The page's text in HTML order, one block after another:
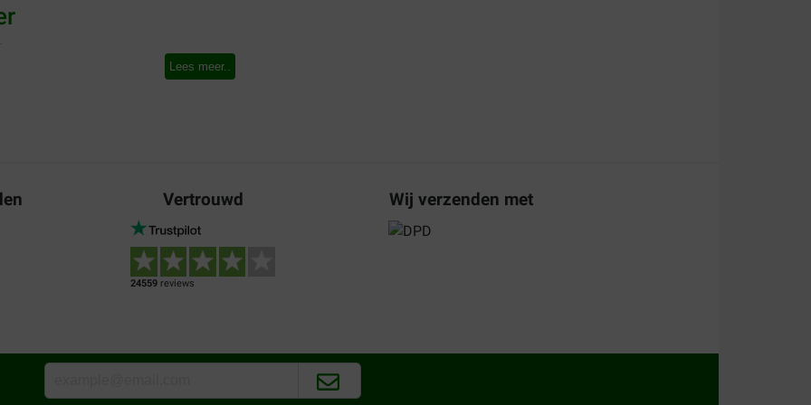
online bestellen. Bekijk ons assortiment en bestel nu Whiskas kattenvoer tegen de scherpste prijzen!
zijn.
Lees meer..
Vertrouwd
24559 reviews
Wij verzenden met